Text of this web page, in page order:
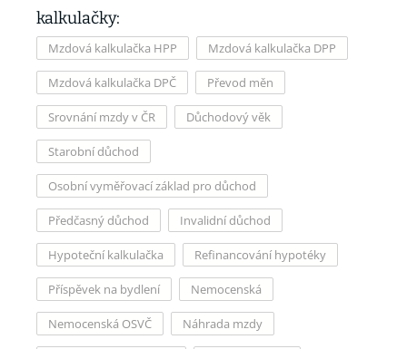
kalkulačky:
Mzdová kalkulačka HPP Mzdová kalkulačka DPP
Mzdová kalkulačka DPČ Převod měn
Srovnání mzdy v ČR Důchodový věk
Starobní důchod
Osobní vyměřovací základ pro důchod
Předčasný důchod Invalidní důchod
Hypoteční kalkulačka Refinancování hypotéky
Příspěvek na bydlení Nemocenská
Nemocenská OSVČ Náhrada mzdy